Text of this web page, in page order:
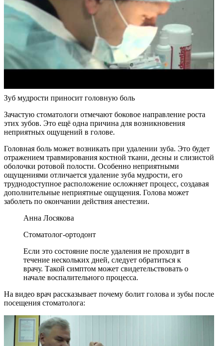
Зуб мудрости приносит головную боль
Зачастую стоматологи отмечают боковое направление роста
этих зубов. Это ещё одна причина для возникновения
неприятных ощущений в голове.
Головная боль может возникать при удалении зуба. Это будет
отражением травмирования костной ткани, десны и слизистой
оболочки ротовой полости. Особенно неприятными
ощущениями отличается удаление зуба мудрости, его
труднодоступное расположение осложняет процесс, создавая
дополнительные неприятные ощущения. Голова может
заболеть по окончании действия анестезии.
Анна Лосякова
Стоматолог-ортодонт
Если это состояние после удаления не проходит в
течение нескольких дней, следует обратиться к
врачу. Такой симптом может свидетельствовать о
начале воспалительного процесса.
На видео врач рассказывает почему болит голова и зубы после
посещения стоматолога: